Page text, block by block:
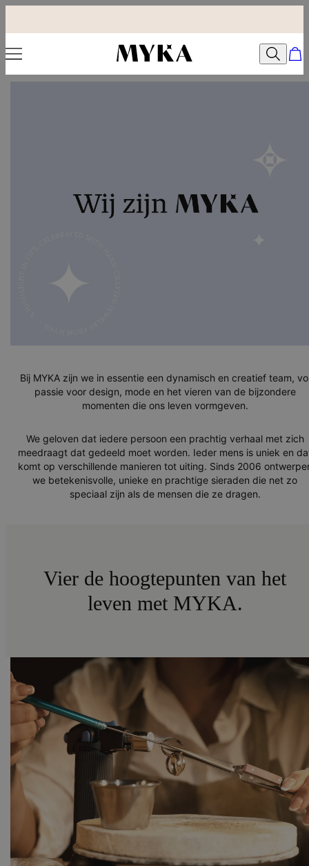
Bij MYKA zijn we in essentie een dynamisch en creatief team,
passie voor design, mode en het vieren van de bijzondere
momenten die ons leven vormgeven.
We geloven dat iedere persoon een prachtig verhaal met zich
meedraagt dat gedeeld moet worden. Ieder mens is uniek en
komt op verschillende manieren tot uiting. Sinds 2006
we betekenisvolle, unieke en prachtige sieraden die net zo
speciaal zijn als de mensen die ze dragen.
Vier de hoogtepunten van het
leven met MYKA.